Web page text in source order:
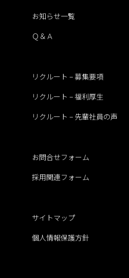
お知らせ一覧
Ｑ＆Ａ
リクルート – 募集要項
リクルート – 福利厚生
リクルート – 先輩社員の声
お問合せフォーム
採用関連フォーム
サイトマップ
個人情報保護方針